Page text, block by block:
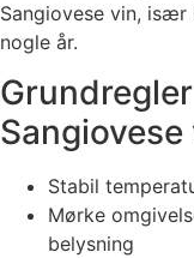
Sangiovese vin, især
nogle år.
Sangiovese
Stabil
Mørke
belysning